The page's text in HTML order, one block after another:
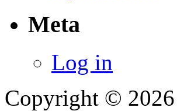
Meta
Log in
Copyright ©